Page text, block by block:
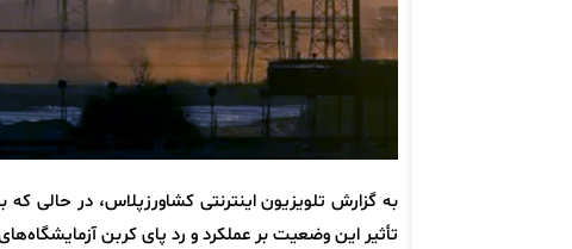
به گزارش تلویزیون اینترنتی کشاورزپلاس، در حالی
تأثیر این وضعیت بر عملکرد و رد پای کربن